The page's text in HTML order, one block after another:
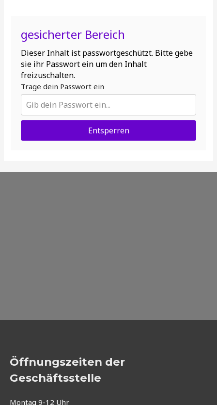
gesicherter Bereich
Dieser Inhalt ist passwortgeschützt. Bitte gebe
sie ihr Passwort ein um den Inhalt
freizuschalten.
Trage dein Passwort ein
Entsperren
Öffnungszeiten der
Geschäftsstelle
Montag 9-12 Uhr